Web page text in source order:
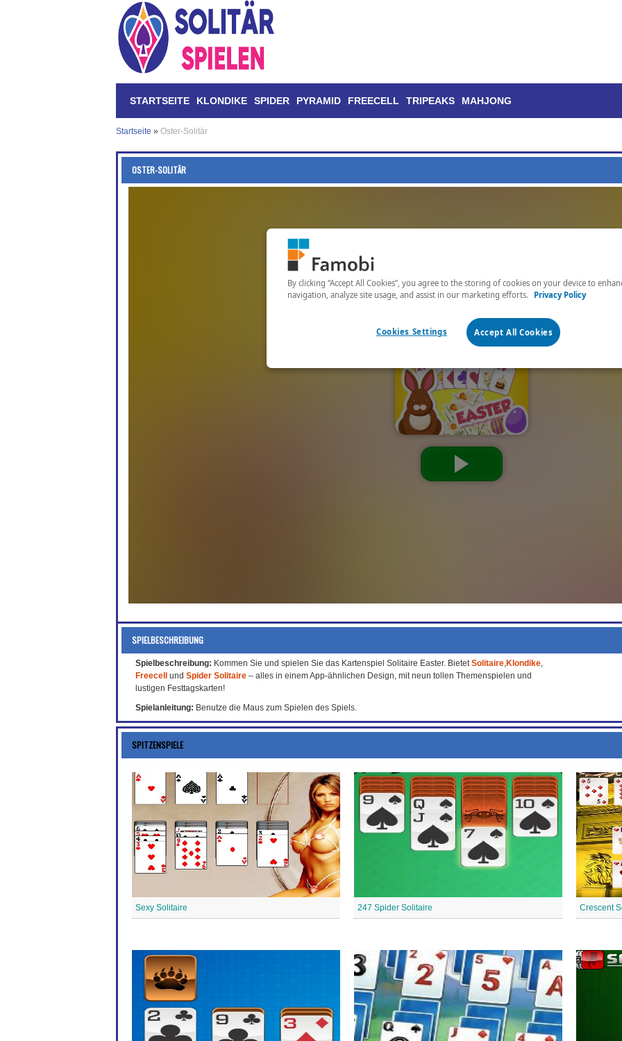
STARTSEITE KLONDIKE SPIDER PYRAMID FREECELL TRIPEAKS MAHJONG
Startseite » Oster-Solitär
OSTER-SOLITÄR
SPIELBESCHREIBUNG
Spielbeschreibung: Kommen Sie und spielen Sie das Kartenspiel Solitaire Easter. BietetSolitaire,Klondike,
Freecell
und Spider Solitaire – alles in einem App-ähnlichen Design, mit neun tollen Themenspielen und
lustigen Festtagskarten!
Spielanleitung: Benutze die Maus zum Spielen des Spiels.
SPITZENSPIELE
Sexy Solitaire 247 Spider Solitaire Crescent